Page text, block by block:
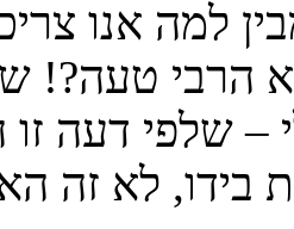
למה אנו
הרבי טעה?!
– שלפי דעה